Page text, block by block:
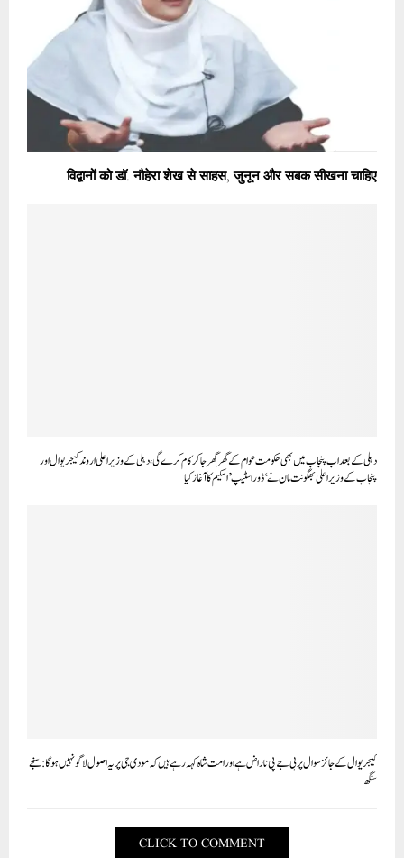
विद्वानों को डॉ. नौहेरा शेख से साहस, जुनून और सबक सीखना चाहिए
دہلی کے بعد اب پنجاب میں بھی حکومت عوام کے گھر گھر جا کر کام کرے گی، دہلی کے وزیر اعلی اروند کیجریوال اور
پنجاب کے وزیر اعلی بھگونت مان نے ‘ڈور اسٹیپ’ اسکیم کا آغاز کیا
کیجریوال کے جائز سوال پر بی جے پی ناراض ہے اور امت شاہ کہہ رہے ہیں کہ مودی جی پر یہ اصول لاگو نہیں ہوگا: سنجے
سنگھ
CLICK TO COMMENT